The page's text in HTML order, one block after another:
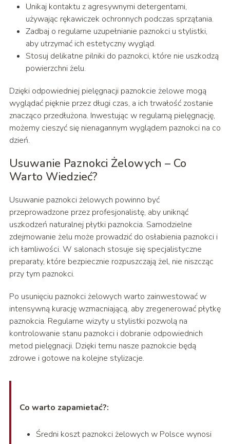
Unikaj kontaktu z agresywnymi detergentami,
używając rękawiczek ochronnych podczas sprzątania.
Zadbaj o regularne uzupełnianie paznokci u stylistki,
aby utrzymać ich estetyczny wygląd.
Stosuj delikatne pilniki do paznokci, które nie uszkodzą
powierzchni żelu.
Dzięki odpowiedniej pielęgnacji paznokcie żelowe mogą
wyglądać pięknie przez długi czas, a ich trwałość zostanie
znacząco przedłużona. Inwestując w regularną pielęgnację,
możemy cieszyć się nienagannym wyglądem paznokci na co
dzień.
Usuwanie Paznokci Żelowych – Co
Warto Wiedzieć?
Usuwanie paznokci żelowych powinno być
przeprowadzone przez profesjonalistę, aby uniknąć
uszkodzeń naturalnej płytki paznokcia. Samodzielne
zdejmowanie żelu może prowadzić do osłabienia paznokci i
ich łamliwości. W salonach stosuje się specjalistyczne
preparaty, które bezpiecznie rozpuszczają żel, nie niszcząc
przy tym paznokci.
Po usunięciu paznokci żelowych warto zainwestować w
intensywną kurację wzmacniającą, aby zregenerować płytkę
paznokcia. Regularne wizyty u stylistki pozwolą na
kontrolowanie stanu paznokci i dobranie odpowiednich
metod pielęgnacji. Dzięki temu nasze paznokcie będą
zdrowe i gotowe na kolejne stylizacje.
Co warto zapamietać?:
Średni koszt paznokci żelowych w Polsce wynosi